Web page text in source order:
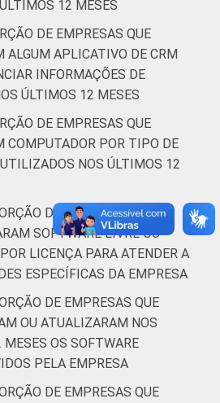
Comunicação
Atividades
imobiliárias;
Atividades
profissionais,
científicas e
técnicas;
administrativas
e serviços
27 70
Artes, cultura,
esporte e
recreação,
Outras
atividades de
27
12 MESES
DE EMPRESAS QUE
ALGUM APLICATIVO DE CRM
INFORMAÇÕES DE
ÚLTIMOS 12 MESES
DE EMPRESAS QUE
COMPUTADOR POR TIPO DE
NOS ÚLTIMOS 12
DE EMPRESAS QUE
SOFTWARE LIVRE OU
LICENÇA PARA ATENDER A
ESPECÍFICAS DA EMPRESA
DE EMPRESAS QUE
OU ATUALIZARAM NOS
OS SOFTWARE
PELA EMPRESA
DE EMPRESAS QUE